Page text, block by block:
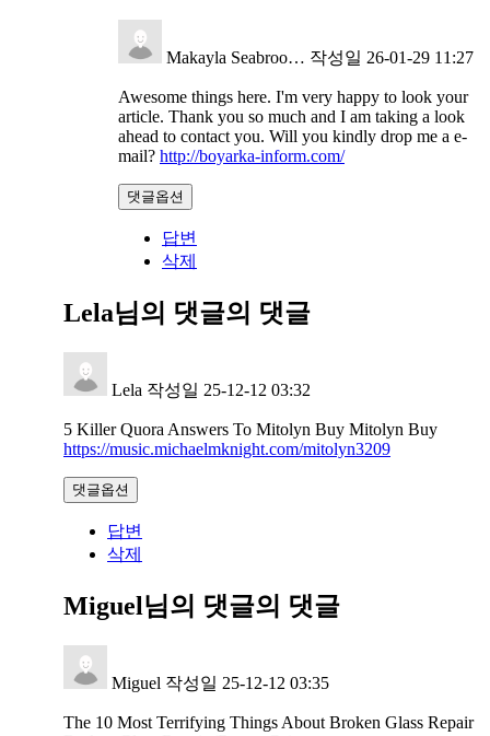
Makayla Seabroo… 작성일 26-01-29 11:27
Awesome things here. I'm very happy to look your
article. Thank you so much and I am taking a look
ahead to contact you. Will you kindly drop me a e-
mail? http://boyarka-inform.com/
댓글옵션
답변
삭제
Lela님의 댓글의 댓글
Lela 작성일 25-12-12 03:32
5 Killer Quora Answers To Mitolyn Buy Mitolyn Buy
https://music.michaelmknight.com/mitolyn3209
댓글옵션
답변
삭제
Miguel님의 댓글의 댓글
Miguel 작성일 25-12-12 03:35
The 10 Most Terrifying Things About Broken Glass Repair